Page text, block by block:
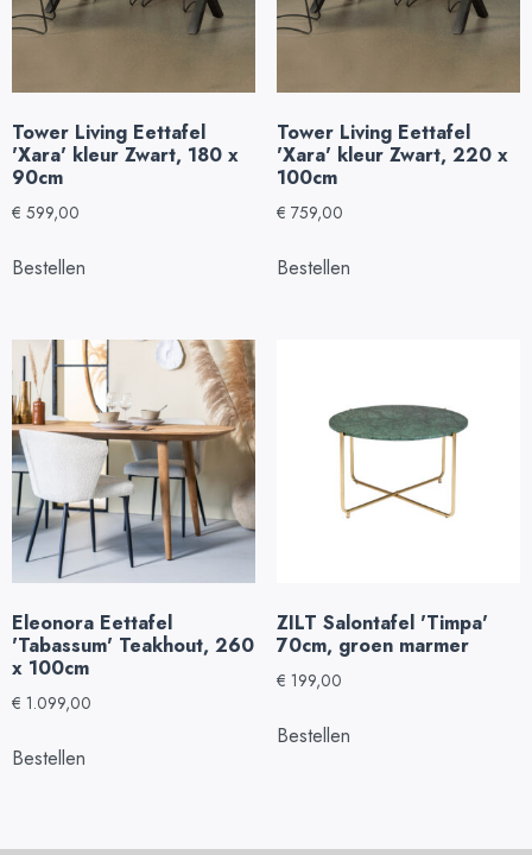
Tower Living Eettafel
'Xara' kleur Zwart, 180 x
90cm
€ 599,00
Bestellen
Tower Living Eettafel
'Xara' kleur Zwart, 220 x
100cm
€ 759,00
Bestellen
Eleonora Eettafel
'Tabassum' Teakhout, 260
x 100cm
€ 1.099,00
Bestellen
ZILT Salontafel 'Timpa'
70cm, groen marmer
€ 199,00
Bestellen